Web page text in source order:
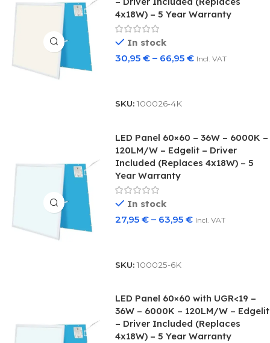
4x18W) – 5 Year Warranty
In stock
30,95€ – 66,95€ Incl. VAT
SKU:100026-4K
LED Panel 60×60 – 36W – 6000K –
120LM/W – Edgelit – Driver
Included (Replaces 4x18W) – 5
Year Warranty
In stock
27,95€ – 63,95€ Incl. VAT
SKU:100025-6K
LED Panel 60×60 with UGR<19 –
36W – 6000K – 120LM/W – Edgelit
– Driver Included (Replaces
4x18W) – 5 Year Warranty